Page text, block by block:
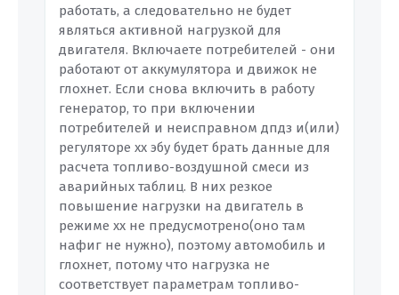
работать, а следовательно не будет
являться активной нагрузкой для
двигателя. Включаете потребителей - они
работают от аккумулятора и движок не
глохнет. Если снова включить в работу
генератор, то при включении
потребителей и неисправном дпдз и(или)
регуляторе хх эбу будет брать данные для
расчета топливо-воздушной смеси из
аварийных таблиц. В них резкое
повышение нагрузки на двигатель в
режиме хх не предусмотрено(оно там
нафиг не нужно), поэтому автомобиль и
глохнет, потому что нагрузка не
соответствует параметрам топливо-